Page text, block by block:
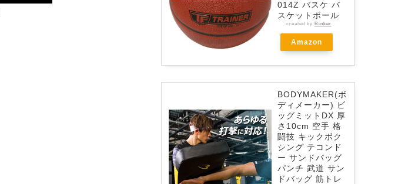
014Z バスケ バ
スケットボール
created by Rinker
Amazon
BODYMAKER(ボ
ディメーカー) ビ
ッグミットDX 厚
さ10cm 空手 格
闘技 キックボク
シング テコンド
ー サンドバッグ
パンチ 武道 サン
ドバッグ 筋トレ